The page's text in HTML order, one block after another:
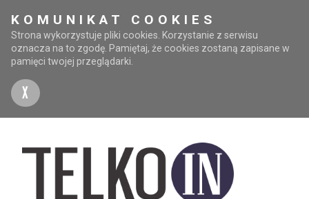
KOMUNIKAT COOKIES
Strona wykorzystuje pliki cookies. Korzystanie z serwisu
oznacza na to zgodę. Pamiętaj, że cookies zostaną zapisane w
pamięci twojej przeglądarki.
X